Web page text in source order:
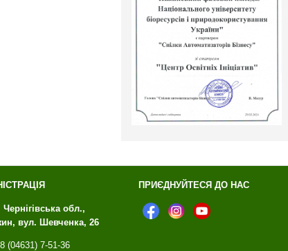
Чернігівська обл.,
вул. Шевченка, 26
(04631) 7-51-36
ПРИЄДНУЙТЕСЯ ДО НАС